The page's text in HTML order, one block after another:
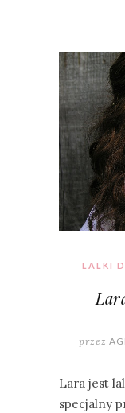
LALKI
przez
Lara jest
specjalny